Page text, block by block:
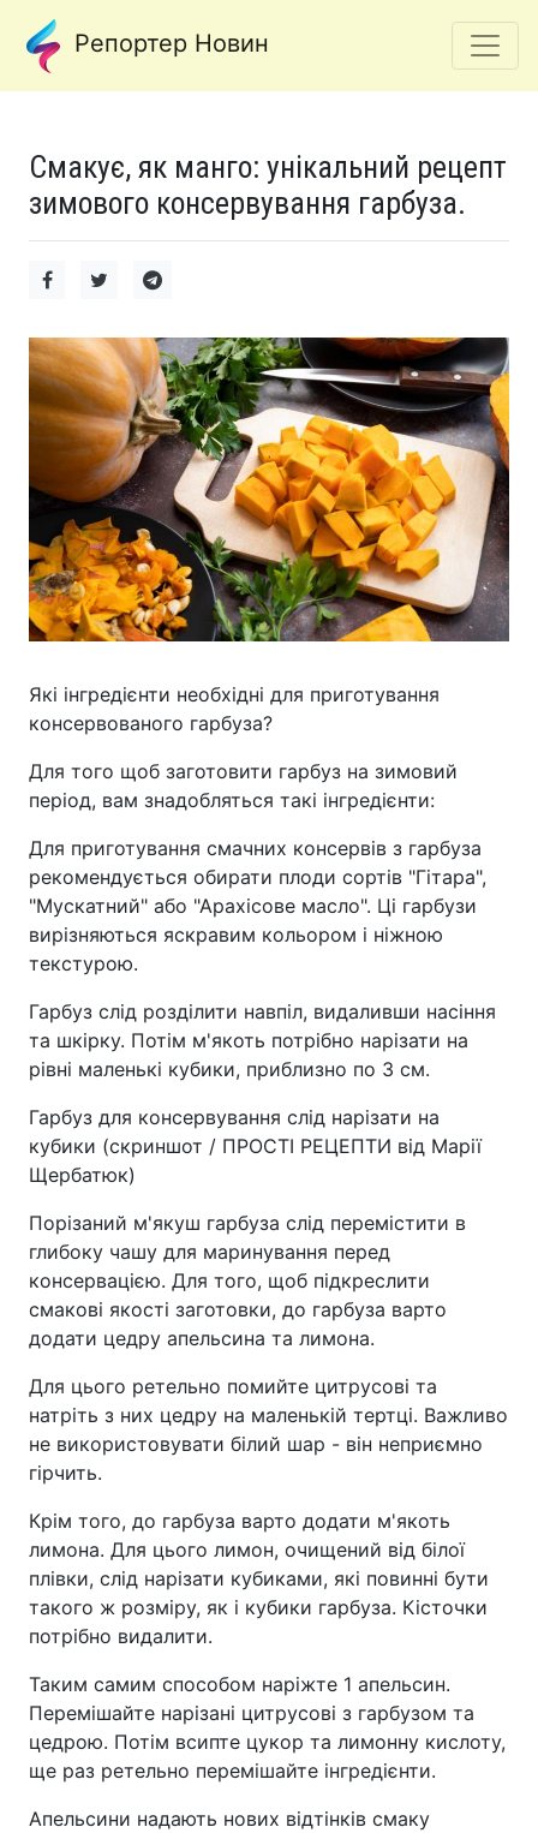
Репортер Новин
Смакує, як манго: унікальний рецепт
зимового консервування гарбуза.
Які інгредієнти необхідні для приготування
консервованого гарбуза?
Для того щоб заготовити гарбуз на зимовий
період, вам знадобляться такі інгредієнти:
Для приготування смачних консервів з гарбуза
рекомендується обирати плоди сортів "Гітара",
"Мускатний" або "Арахісове масло". Ці гарбузи
вирізняються яскравим кольором і ніжною
текстурою.
Гарбуз слід розділити навпіл, видаливши насіння
та шкірку. Потім м'якоть потрібно нарізати на
рівні маленькі кубики, приблизно по 3 см.
Гарбуз для консервування слід нарізати на
кубики (скриншот / ПРОСТІ РЕЦЕПТИ від Марії
Щербатюк)
Порізаний м'якуш гарбуза слід перемістити в
глибоку чашу для маринування перед
консервацією. Для того, щоб підкреслити
смакові якості заготовки, до гарбуза варто
додати цедру апельсина та лимона.
Для цього ретельно помийте цитрусові та
натріть з них цедру на маленькій тертці. Важливо
не використовувати білий шар - він неприємно
гірчить.
Крім того, до гарбуза варто додати м'якоть
лимона. Для цього лимон, очищений від білої
плівки, слід нарізати кубиками, які повинні бути
такого ж розміру, як і кубики гарбуза. Кісточки
потрібно видалити.
Таким самим способом наріжте 1 апельсин.
Перемішайте нарізані цитрусові з гарбузом та
цедрою. Потім всипте цукор та лимонну кислоту,
ще раз ретельно перемішайте інгредієнти.
Апельсини надають нових відтінків смаку